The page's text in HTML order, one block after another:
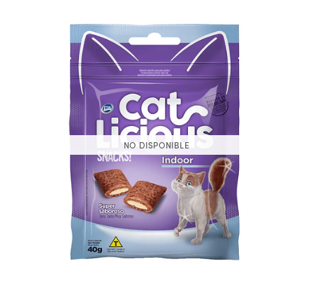
NO DISPONIBLE